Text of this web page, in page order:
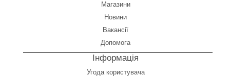
Магазини
Новини
Вакансії
Допомога
Інформація
Угода користувача